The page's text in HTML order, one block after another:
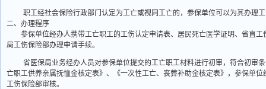
职工经社会保险行政部门认定为工亡或视同工亡的，参保单位可以为其办理
二、办理程序
参保单位经办人携带工亡职工的工伤认定申请表、居民死亡医学证明、省直
局工伤保险部办理申请手续。
省医保局业务经办人员对参保单位提交的工亡职工材料进行初审，符合初审
亡职工供养亲属抚恤金核定表》、《一次性工亡、丧葬补助金核定表》，参保单
工伤保险部审核。